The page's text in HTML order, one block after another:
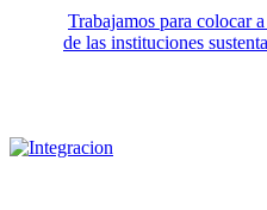
Trabajamos para colocar
de las instituciones